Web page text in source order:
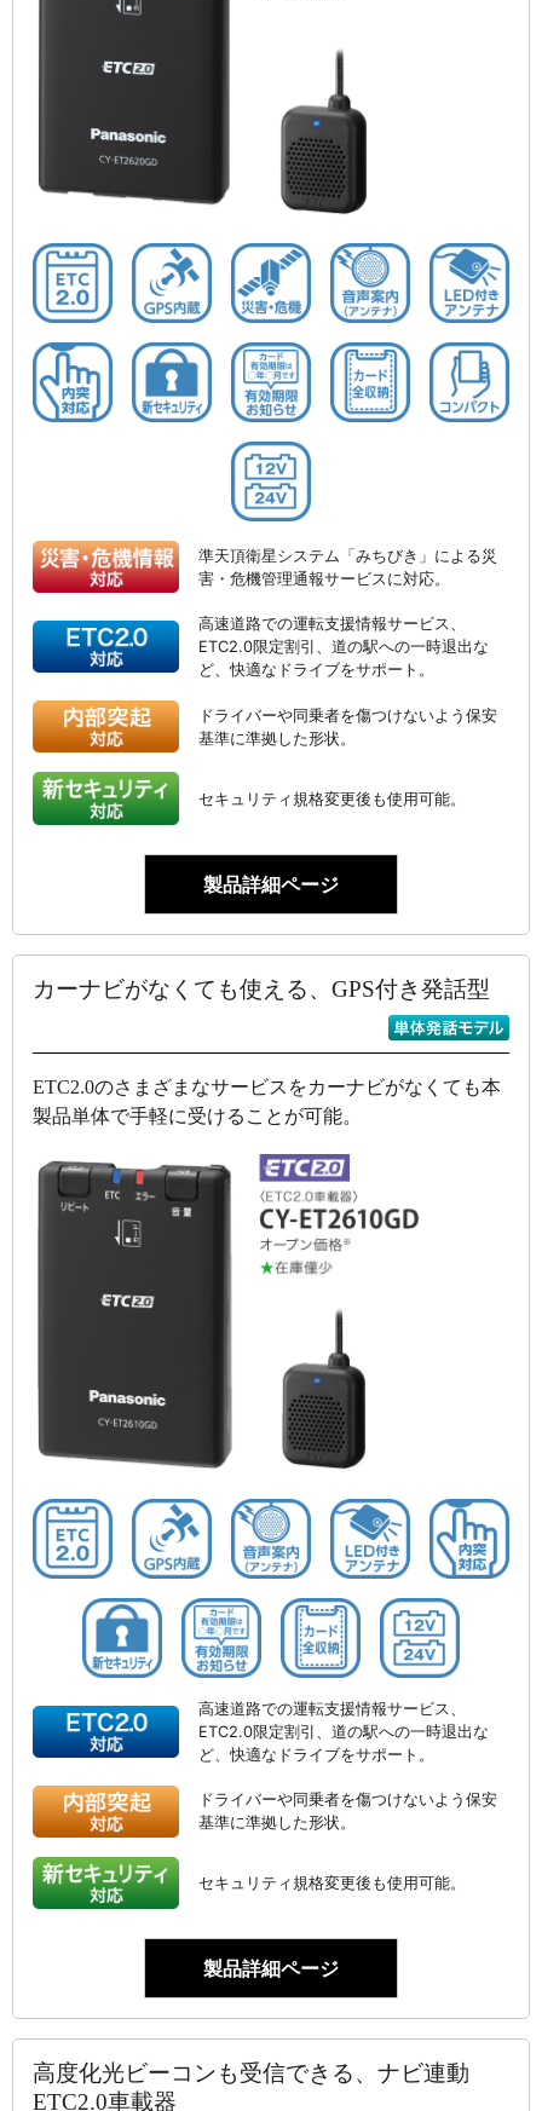
準天頂衛星システム「みちびき」による災
害・危機管理通報サービスに対応。
高速道路での運転支援情報サービス、
ETC2.0限定割引、道の駅への一時退出な
ど、快適なドライブをサポート。
ドライバーや同乗者を傷つけないよう保安
基準に準拠した形状。
セキュリティ規格変更後も使用可能。
製品詳細ページ
カーナビがなくても使える、GPS付き発話型
ETC2.0のさまざまなサービスをカーナビがなくても本
製品単体で手軽に受けることが可能。
高速道路での運転支援情報サービス、
ETC2.0限定割引、道の駅への一時退出な
ど、快適なドライブをサポート。
ドライバーや同乗者を傷つけないよう保安
基準に準拠した形状。
セキュリティ規格変更後も使用可能。
製品詳細ページ
高度化光ビーコンも受信できる、ナビ連動
ETC2.0車載器